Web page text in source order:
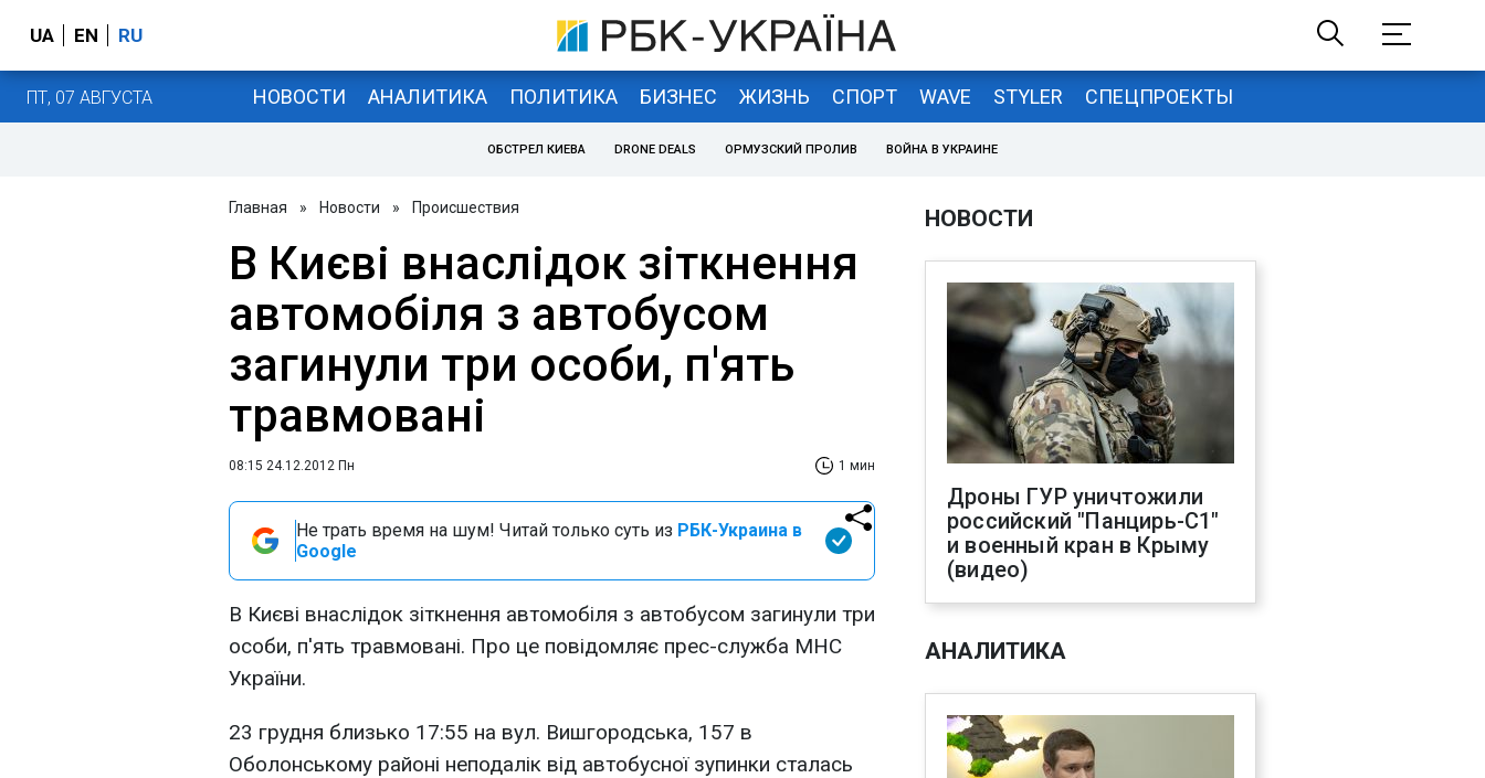
UA EN RU
ПТ, 07 АВГУСТА НОВОСТИ АНАЛИТИКА ПОЛИТИКА БИЗНЕС ЖИЗНЬ СПОРТ WAVE STYLER СПЕЦПРОЕКТЫ
ОБСТРЕЛ КИЕВА DRONE DEALS ОРМУЗСКИЙ ПРОЛИВ ВОЙНА В УКРАИНЕ
Главная » Новости » Происшествия
В Києві внаслідок зіткнення
автомобіля з автобусом
загинули три особи, п'ять
травмовані
08:15 24.12.2012 Пн 1 мин
Не трать время на шум! Читай только суть из РБК-Украина в
Google
В Києві внаслідок зіткнення автомобіля з автобусом загинули три
особи, п'ять травмовані. Про це повідомляє прес-служба МНС
України.
23 грудня близько 17:55 на вул. Вишгородська, 157 в
Оболонському районі неподалік від автобусної зупинки сталась
НОВОСТИ
Дроны ГУР уничтожили
российский "Панцирь-С1"
и военный кран в Крыму
(видео)
АНАЛИТИКА